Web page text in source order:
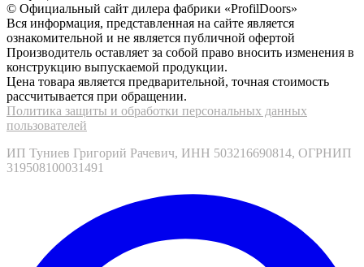
© Официальный сайт дилера фабрики «ProfilDoors»
Вся информация, представленная на сайте является
ознакомительной и не является публичной офертой
Производитель оставляет за собой право вносить изменения в
конструкцию выпускаемой продукции.
Цена товара является предварительной, точная стоимость
рассчитывается при обращении.
Политика защиты и обработки персональных данных
пользователей
ИП Туниев Григорий Рачевич, ИНН 503216690814, ОГРНИП
319508100031491